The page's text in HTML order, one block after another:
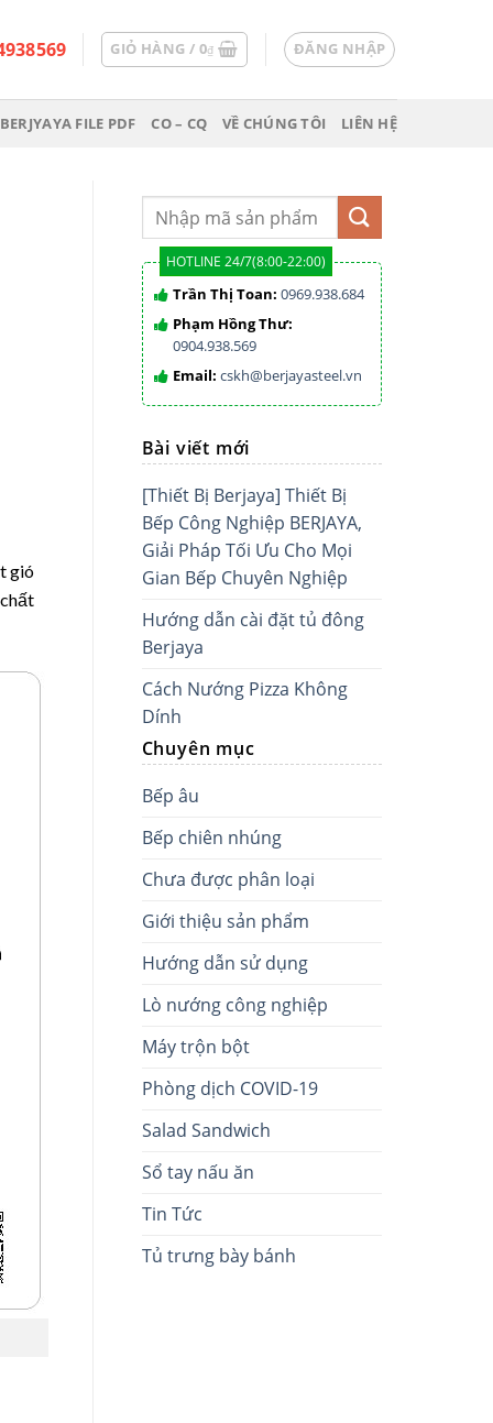
GIỎ HÀNG / 0₫ ĐĂNG NHẬP
FILE PDF CO – CQ VỀ CHÚNG TÔI LIÊN HỆ
gió
HOTLINE 24/7(8:00-22:00)
Trần Thị Toan: 0969.938.684
Phạm Hồng Thư:
0904.938.569
Email: cskh@berjayasteel.vn
Bài viết mới
[Thiết Bị Berjaya] Thiết Bị
Bếp Công Nghiệp BERJAYA,
Giải Pháp Tối Ưu Cho Mọi
Gian Bếp Chuyên Nghiệp
Hướng dẫn cài đặt tủ đông
Berjaya
Cách Nướng Pizza Không
Dính
Chuyên mục
Bếp âu
Bếp chiên nhúng
Chưa được phân loại
Giới thiệu sản phẩm
Hướng dẫn sử dụng
Lò nướng công nghiệp
Máy trộn bột
Phòng dịch COVID-19
Salad Sandwich
Sổ tay nấu ăn
Tin Tức
Tủ trưng bày bánh